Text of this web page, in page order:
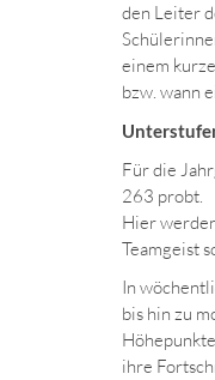
den Leiter
einem
bzw. wann
Für die
263 probt.
Hier
Teamgeist
In
bis hin zu
ihre